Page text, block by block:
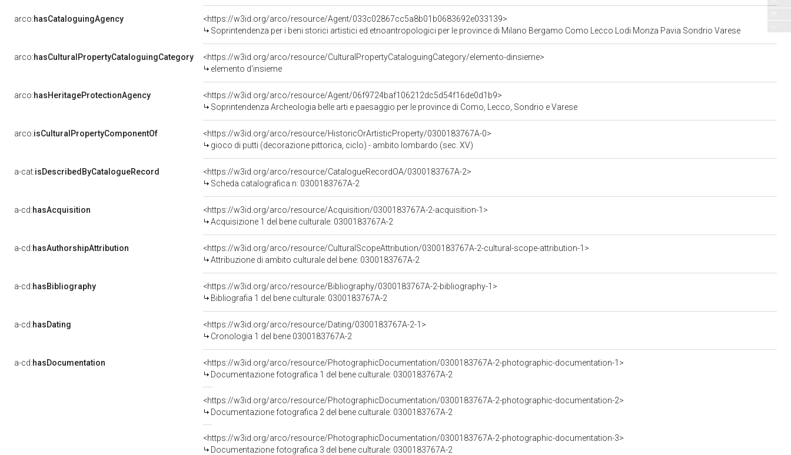
arco:hasCataloguingAgency
<https://w3id.org/arco/resource/Agent/033c02867cc5a8b01b0683692e033139>
Soprintendenza per i beni storici artistici ed etnoantropologici per le province di Milano Bergamo Como Lecco Lodi Monza Pavia Sondrio Varese
arco:hasCulturalPropertyCataloguingCategory
<https://w3id.org/arco/resource/CulturalPropertyCataloguingCategory/elemento-dinsieme>
elemento d'insieme
arco:hasHeritageProtectionAgency
<https://w3id.org/arco/resource/Agent/06f9724baf106212dc5d54f16de0d1b9>
Soprintendenza Archeologia belle arti e paesaggio per le province di Como, Lecco, Sondrio e Varese
arco:isCulturalPropertyComponentOf
<https://w3id.org/arco/resource/HistoricOrArtisticProperty/0300183767A-0>
gioco di putti (decorazione pittorica, ciclo) - ambito lombardo (sec. XV)
a-cat:isDescribedByCatalogueRecord
<https://w3id.org/arco/resource/CatalogueRecordOA/0300183767A-2>
Scheda catalografica n: 0300183767A-2
a-cd:hasAcquisition
<https://w3id.org/arco/resource/Acquisition/0300183767A-2-acquisition-1>
Acquisizione 1 del bene culturale: 0300183767A-2
a-cd:hasAuthorshipAttribution
<https://w3id.org/arco/resource/CulturalScopeAttribution/0300183767A-2-cultural-scope-attribution-1>
Attribuzione di ambito culturale del bene: 0300183767A-2
a-cd:hasBibliography
<https://w3id.org/arco/resource/Bibliography/0300183767A-2-bibliography-1>
Bibliografia 1 del bene culturale: 0300183767A-2
a-cd:hasDating
<https://w3id.org/arco/resource/Dating/0300183767A-2-1>
Cronologia 1 del bene 0300183767A-2
a-cd:hasDocumentation
<https://w3id.org/arco/resource/PhotographicDocumentation/0300183767A-2-photographic-documentation-1>
Documentazione fotografica 1 del bene culturale: 0300183767A-2
<https://w3id.org/arco/resource/PhotographicDocumentation/0300183767A-2-photographic-documentation-2>
Documentazione fotografica 2 del bene culturale: 0300183767A-2
<https://w3id.org/arco/resource/PhotographicDocumentation/0300183767A-2-photographic-documentation-3>
Documentazione fotografica 3 del bene culturale: 0300183767A-2